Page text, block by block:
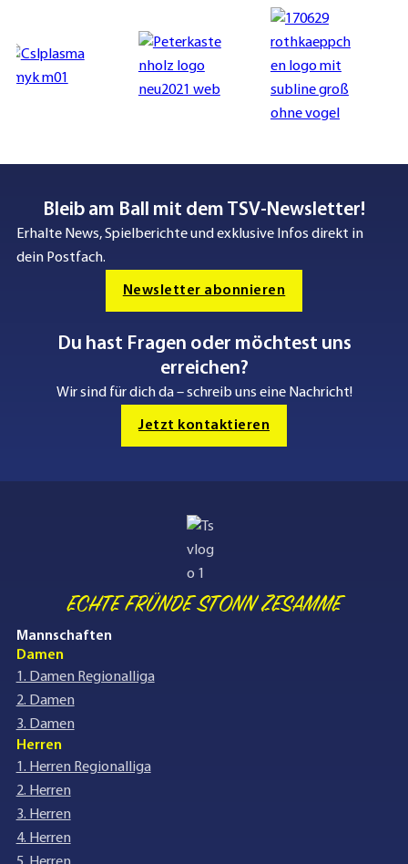
Bleib am Ball mit dem TSV-Newsletter!
Erhalte News, Spielberichte und exklusive Infos direkt in
dein Postfach.
Newsletter abonnieren
Du hast Fragen oder möchtest uns
erreichen?
Wir sind für dich da – schreib uns eine Nachricht!
Jetzt kontaktieren
ECHTE FRÜNDE STONN ZESAMME
Mannschaften
Damen
1. Damen Regionalliga
2. Damen
3. Damen
Herren
1. Herren Regionalliga
2. Herren
3. Herren
4. Herren